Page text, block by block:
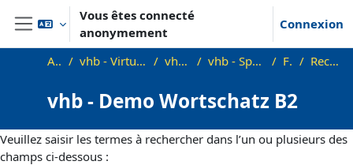
Passer au contenu principal
Panneau latéral
Vous êtes connecté
anonymement
Connexion
Accueil vhb - Virtuelle Hochschule Bayern vhb - Sprachen vhb - Sprachen - Demo Kurse Forums Recherche avancée
vhb - Demo Wortschatz B2
Veuillez saisir les termes à rechercher dans l’un ou plusieurs des
champs ci-dessous :